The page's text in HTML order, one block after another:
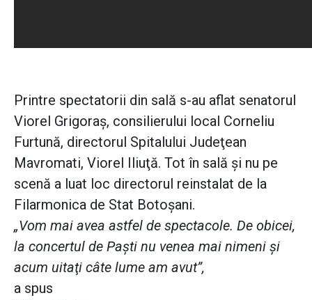
Printre spectatorii din sală s-au aflat senatorul
Viorel Grigoraş, consilierului local Corneliu
Furtună, directorul Spitalului Judeţean
Mavromati, Viorel Iliuţă. Tot în sală şi nu pe
scenă a luat loc directorul reinstalat de la
Filarmonica de Stat Botoşani.
„Vom mai avea astfel de spectacole. De obicei,
la concertul de Paști nu venea mai nimeni şi
acum uitaţi câte lume am avut”,
a spus